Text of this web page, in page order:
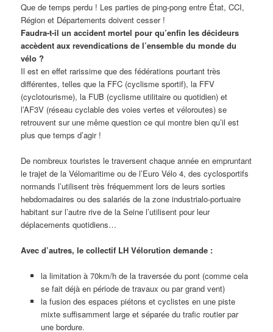
Que de temps perdu ! Les parties de ping-pong entre État, CCI,
Région et Départements doivent cesser !
Faudra-t-il un accident mortel pour qu’enfin les décideurs
accèdent aux revendications de l’ensemble du monde du
vélo ?
Il est en effet rarissime que des fédérations pourtant très
différentes, telles que la FFC (cyclisme sportif), la FFV
(cyclotourisme), la FUB (cyclisme utilitaire ou quotidien) et
l’AF3V (réseau cyclable des voies vertes et véloroutes) se
retrouvent sur une même question ce qui montre bien qu’il est
plus que temps d’agir !
De nombreux touristes le traversent chaque année en empruntant
le trajet de la Vélomaritime ou de l’Euro Vélo 4, des cyclosportifs
normands l’utilisent très fréquemment lors de leurs sorties
hebdomadaires ou des salariés de la zone industrialo-portuaire
habitant sur l’autre rive de la Seine l’utilisent pour leur
déplacements quotidiens…
Avec d’autres, le collectif LH Vélorution demande :
la limitation à 70km/h de la traversée du pont (comme cela
se fait déjà en période de travaux ou par grand vent)
la fusion des espaces piétons et cyclistes en une piste
mixte suffisamment large et séparée du trafic routier par
une bordure.